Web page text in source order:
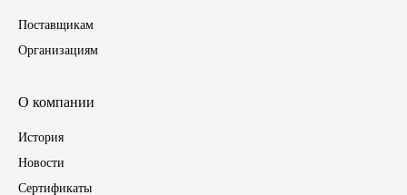
Поставщикам
Организациям
О компании
История
Новости
Сертификаты